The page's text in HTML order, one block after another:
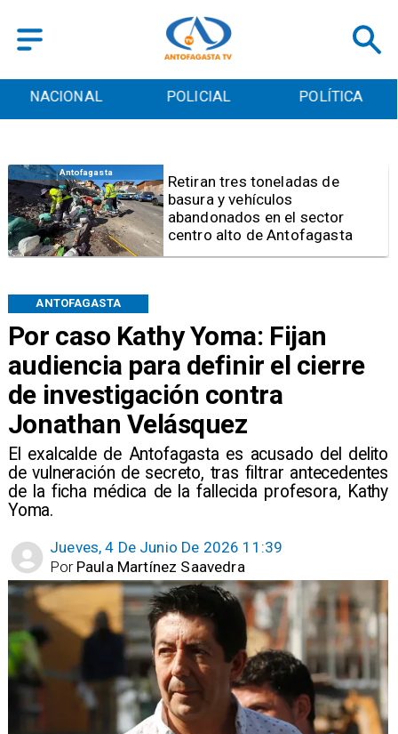
POLICIAL POLÍTICA CULTURA
Por caso Kathy Yoma: Fijan
audiencia para definir el cierre
de investigación contra
Jonathan Velásquez
El exalcalde de Antofagasta es acusado del delito
de vulneración de secreto, tras filtrar antecedentes
de la ficha médica de la fallecida profesora, Kathy
Yoma.
ANTOFAGASTA
Jueves, 4 De Junio De 2026 11:39
Paula Martínez Saavedra
Por
Salud
Bajo el estándar: Hospitales de
Antofagasta y Calama no
cumplen con indicadores de
gestión del Minsal